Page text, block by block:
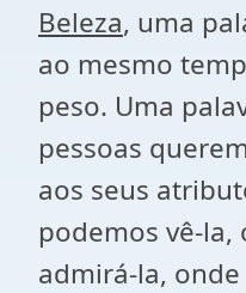
Beleza, uma
ao mesmo
peso. Uma
pessoas
aos seus
podemos vê-
admirá-la,